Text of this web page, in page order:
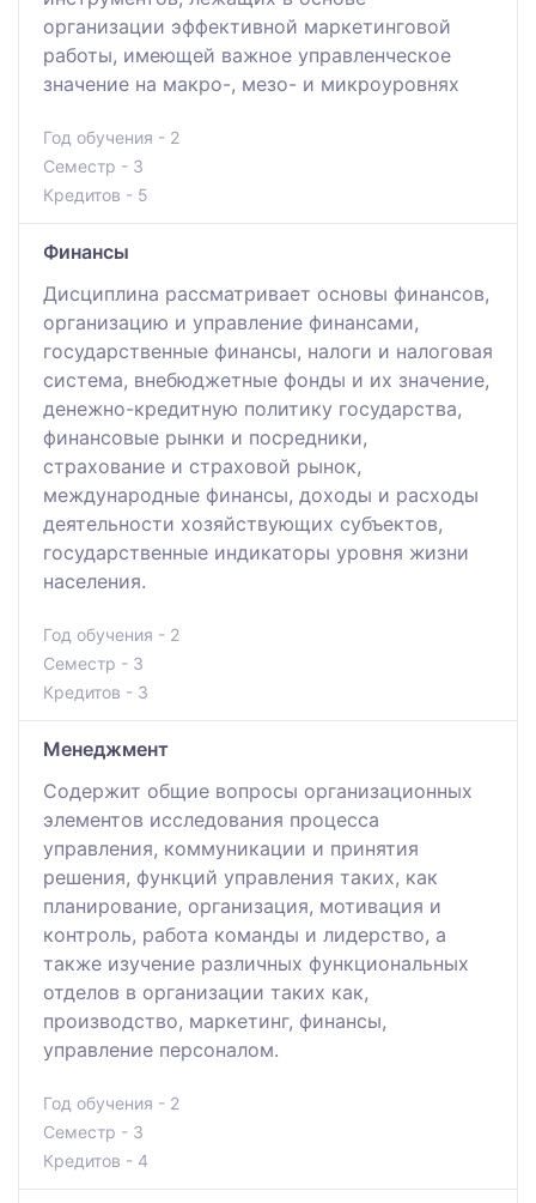
организации эффективной маркетинговой
работы, имеющей важное управленческое
значение на макро-, мезо- и микроуровнях
Год обучения - 2
Семестр - 3
Кредитов - 5
Финансы
Дисциплина рассматривает основы финансов,
организацию и управление финансами,
государственные финансы, налоги и налоговая
система, внебюджетные фонды и их значение,
денежно-кредитную политику государства,
финансовые рынки и посредники,
страхование и страховой рынок,
международные финансы, доходы и расходы
деятельности хозяйствующих субъектов,
государственные индикаторы уровня жизни
населения.
Год обучения - 2
Семестр - 3
Кредитов - 3
Менеджмент
Содержит общие вопросы организационных
элементов исследования процесса
управления, коммуникации и принятия
решения, функций управления таких, как
планирование, организация, мотивация и
контроль, работа команды и лидерство, а
также изучение различных функциональных
отделов в организации таких как,
производство, маркетинг, финансы,
управление персоналом.
Год обучения - 2
Семестр - 3
Кредитов - 4